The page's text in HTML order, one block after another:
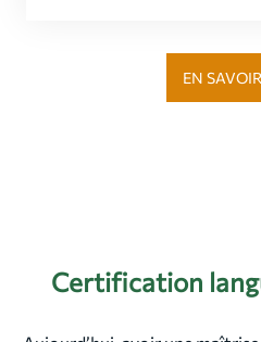
EN
Certification